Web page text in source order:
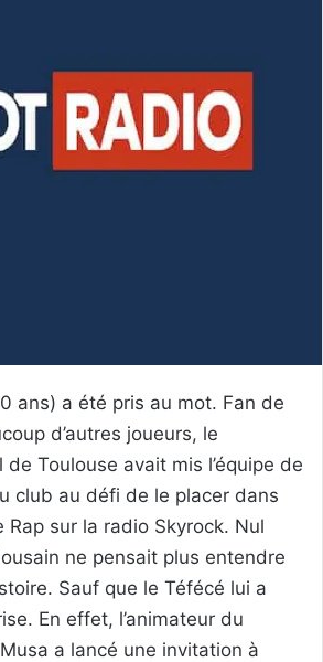
ans) a été pris au mot. Fan de
d’autres joueurs, le
Toulouse avait mis l’équipe de
club au défi de le placer dans
Rap sur la radio Skyrock. Nul
ne pensait plus entendre
Sauf que le Téfécé lui a
En effet, l’animateur du
a lancé une invitation à